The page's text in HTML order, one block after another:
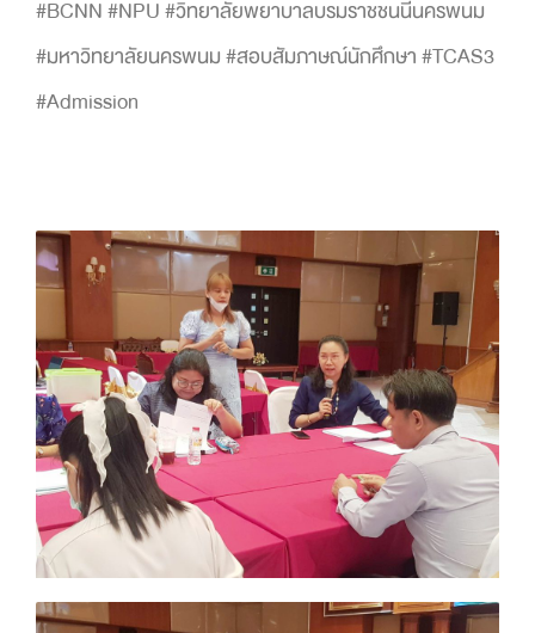
#BCNN #NPU #วิทยาลัยพยาบาลบรมราชชนนีนครพนม
#มหาวิทยาลัยนครพนม #สอบสัมภาษณ์นักศึกษา #TCAS3
#Admission